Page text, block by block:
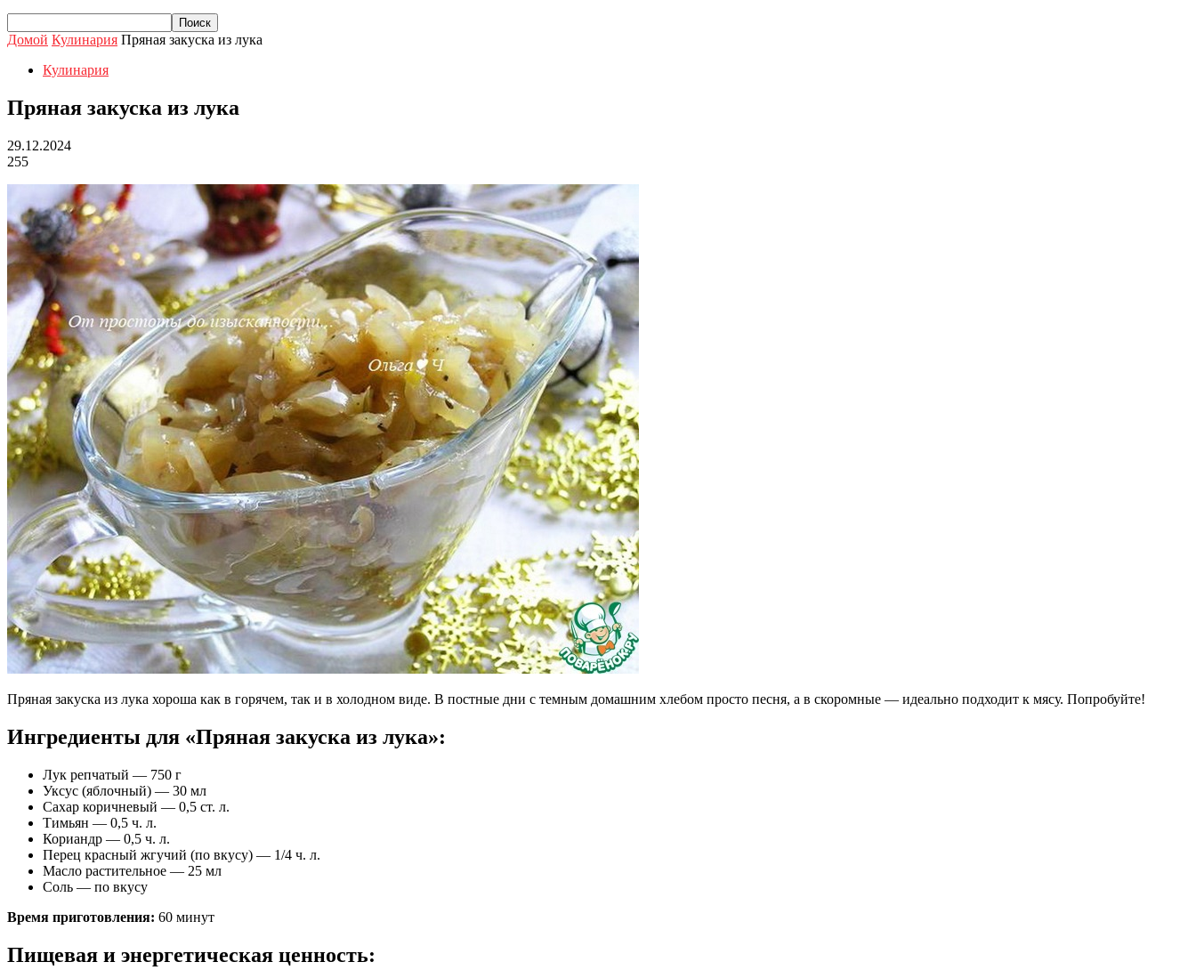
Домой Кулинария Пряная закуска из лука
Кулинария
Пряная закуска из лука
29.12.2024
255
Пряная закуска из лука хороша как в горячем, так и в холодном виде. В постные дни с темным домашним хлебом просто песня, а в скоромные — идеально подходит к мясу. Попробуйте!
Ингредиенты для «Пряная закуска из лука»:
Лук репчатый — 750 г
Уксус (яблочный) — 30 мл
Сахар коричневый — 0,5 ст. л.
Тимьян — 0,5 ч. л.
Кориандр — 0,5 ч. л.
Перец красный жгучий (по вкусу) — 1/4 ч. л.
Масло растительное — 25 мл
Соль — по вкусу
Время приготовления: 60 минут
Пищевая и энергетическая ценность: